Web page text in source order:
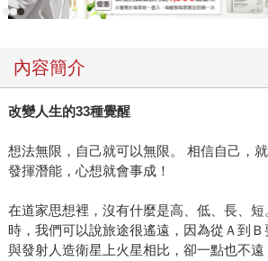
內容簡介
改變人生的33種覺醒
想法無限，自己就可以無限。 相信自己，
發揮潛能，心想就會事成！
在道家思想裡，沒有什麼是高、低、長、
時，我們可以說旅途很遙遠，因為從Ａ到
與發射人造衛星上火星相比，卻一點也不